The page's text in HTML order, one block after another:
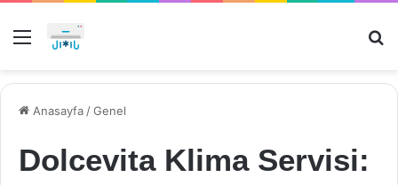
Menü
Anasayfa /Genel
Dolcevita Klima Servisi: